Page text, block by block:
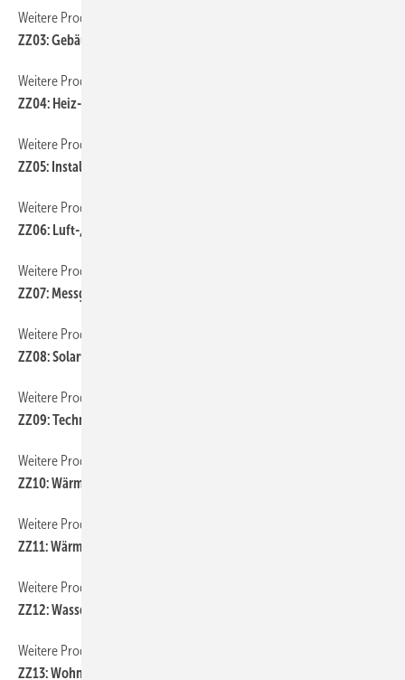
Weitere Produkt-Meldungen
ZZ03: Gebäude- und Hausautomation
Weitere Produkt-Meldungen
ZZ04: Heiz- und Kühlflächen, Konvektoren
Weitere Produkt-Meldungen
ZZ05: Installations- und Entwässerungstechnik
Weitere Produkt-Meldungen
ZZ06: Luft-, Klima- und Kältetechnik
Weitere Produkt-Meldungen
ZZ07: Messgeräte und Werkzeuge
Weitere Produkt-Meldungen
ZZ08: Solartechnik
Weitere Produkt-Meldungen
ZZ09: Technische Armaturen
Weitere Produkt-Meldungen
ZZ10: Wärmeerzeugung
Weitere Produkt-Meldungen
ZZ11: Wärmepumpe
Weitere Produkt-Meldungen
ZZ12: Wasseraufbereitung und Trinkwasserhygiene
Weitere Produkt-Meldungen
ZZ13: Wohnungslüftung